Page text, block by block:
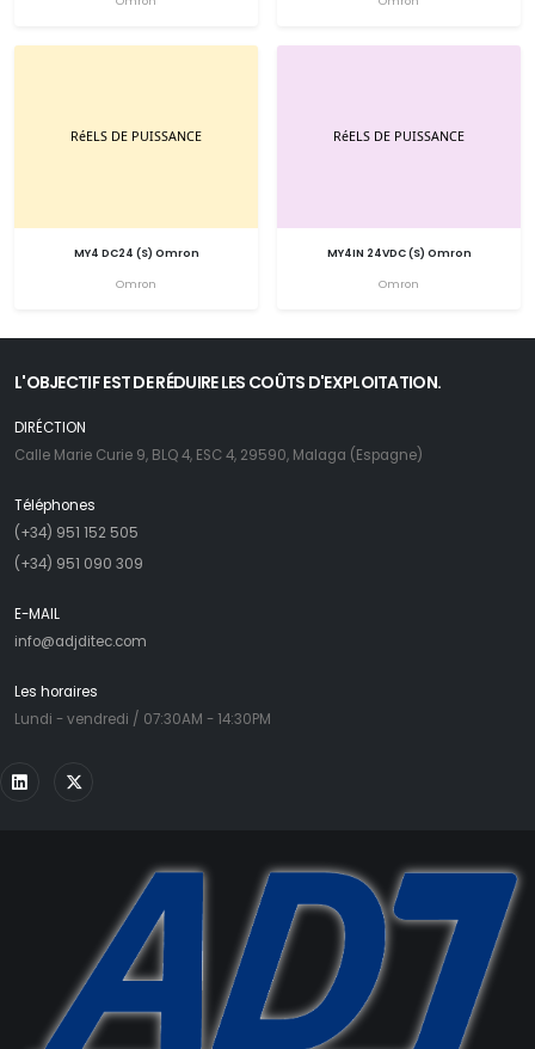
MY4 DC24 (S) Omron
Omron
MY4IN 24VDC (S) Omron
Omron
L'OBJECTIF EST DE RÉDUIRE LES COÛTS D'EXPLOITATION.
DIRÉCTION
Calle Marie Curie 9, BLQ 4, ESC 4, 29590, Malaga (Espagne)
Téléphones
(+34) 951 152 505
(+34) 951 090 309
E-MAIL
info@adjditec.com
Les horaires
Lundi - vendredi / 07:30AM - 14:30PM